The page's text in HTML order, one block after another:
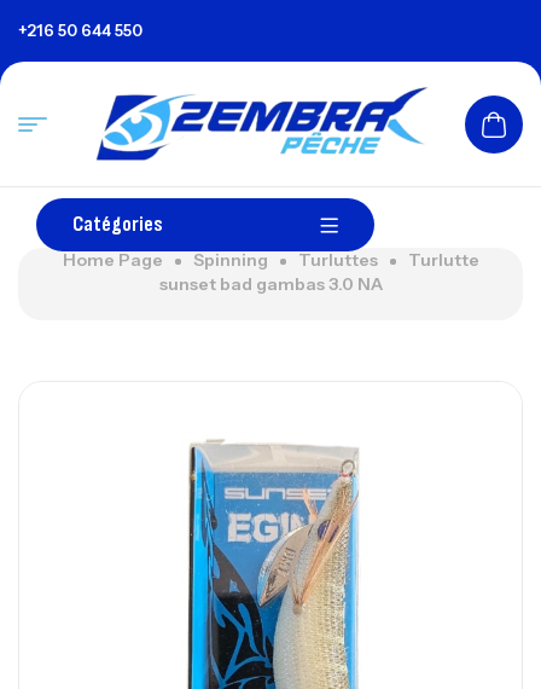
+216 50 644 550
Catégories
Home Page Spinning Turluttes
Turlutte
sunset bad gambas 3.0 NA